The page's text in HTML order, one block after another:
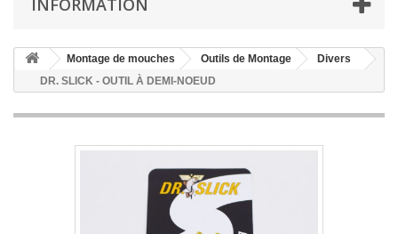
INFORMATION
Montage de mouches Outils de Montage
Divers
DR. SLICK - OUTIL À DEMI-NOEUD